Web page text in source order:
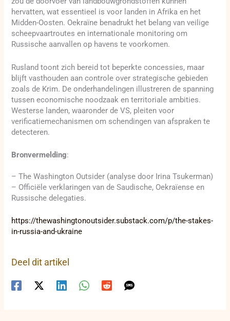
hervatten, wat essentieel is voor landen in Afrika en het
Midden-Oosten. Oekraïne benadrukt het belang van veilige
scheepvaartroutes en internationale monitoring om
Russische aanvallen op havens te voorkomen.
Rusland toont zich bereid tot beperkte concessies, maar
blijft vasthouden aan controle over strategische gebieden
zoals de Krim. De onderhandelingen illustreren de spanning
tussen economische noodzaak en territoriale ambities.
Westerse landen, waaronder de VS, pleiten voor
verificatiemechanismen om schendingen van afspraken te
detecteren.
Bronvermelding:
– The Washington Outsider (analyse door Irina Tsukerman)
– Officiële verklaringen van de Saudische, Oekraïense en
Russische delegaties.
https://thewashingtonoutsider.substack.com/p/the-stakes-
in-russia-and-ukraine
Deel dit artikel